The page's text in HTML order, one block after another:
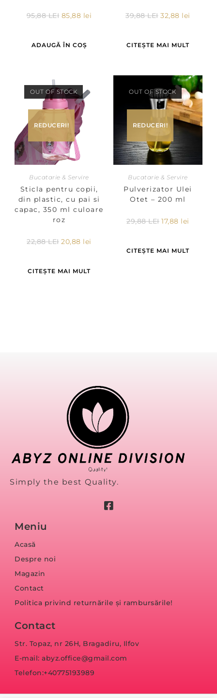
95,88LEI 85,88 lei
ADAUGĂ ÎN COȘ
39,88LEI 32,88 lei
CITEȘTE MAI MULT
OUT OF STOCK
REDUCERI!
Bucatarie & Servire
Sticla pentru copii,
din plastic, cu pai si
capac, 350 ml culoare
roz
22,88LEI 20,88 lei
CITEȘTE MAI MULT
OUT OF STOCK
REDUCERI!
Bucatarie & Servire
Pulverizator Ulei
Otet – 200 ml
29,88LEI 17,88 lei
CITEȘTE MAI MULT
Simply the best Quality.
Meniu
Acasă
Despre noi
Magazin
Contact
Politica privind returnările și rambursările!
Contact
Str. Topaz, nr 26H, Bragadiru, Ilfov
E-mail: abyz.office@gmail.com
Telefon:+40775193989